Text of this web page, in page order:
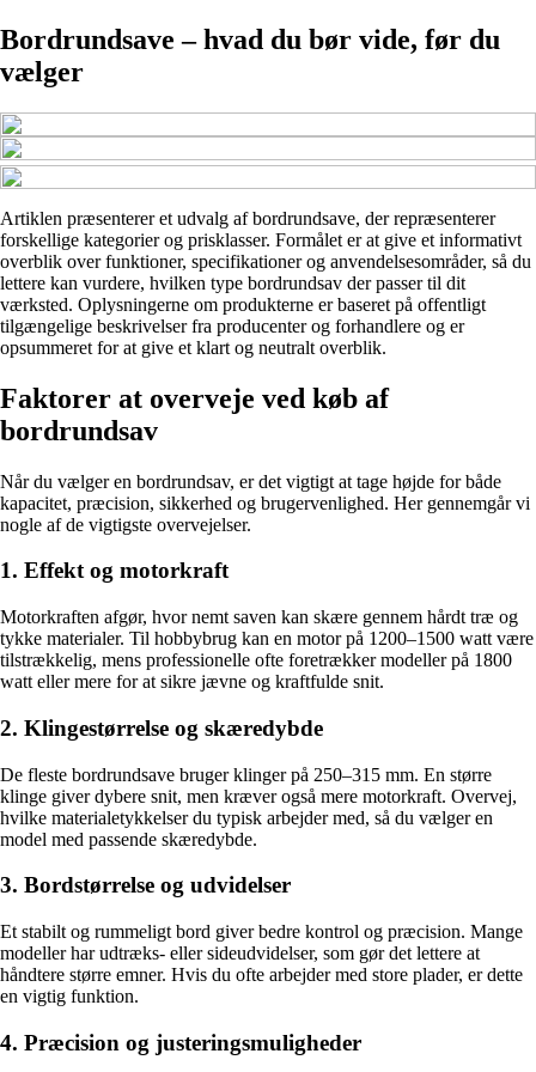
Bordrundsave – hvad du bør vide, før du
vælger
Artiklen præsenterer et udvalg af bordrundsave, der repræsenterer
forskellige kategorier og prisklasser. Formålet er at give et informativt
overblik over funktioner, specifikationer og anvendelsesområder, så du
lettere kan vurdere, hvilken type bordrundsav der passer til dit
værksted. Oplysningerne om produkterne er baseret på offentligt
tilgængelige beskrivelser fra producenter og forhandlere og er
opsummeret for at give et klart og neutralt overblik.
Faktorer at overveje ved køb af
bordrundsav
Når du vælger en bordrundsav, er det vigtigt at tage højde for både
kapacitet, præcision, sikkerhed og brugervenlighed. Her gennemgår vi
nogle af de vigtigste overvejelser.
1. Effekt og motorkraft
Motorkraften afgør, hvor nemt saven kan skære gennem hårdt træ og
tykke materialer. Til hobbybrug kan en motor på 1200–1500 watt være
tilstrækkelig, mens professionelle ofte foretrækker modeller på 1800
watt eller mere for at sikre jævne og kraftfulde snit.
2. Klingestørrelse og skæredybde
De fleste bordrundsave bruger klinger på 250–315 mm. En større
klinge giver dybere snit, men kræver også mere motorkraft. Overvej,
hvilke materialetykkelser du typisk arbejder med, så du vælger en
model med passende skæredybde.
3. Bordstørrelse og udvidelser
Et stabilt og rummeligt bord giver bedre kontrol og præcision. Mange
modeller har udtræks- eller sideudvidelser, som gør det lettere at
håndtere større emner. Hvis du ofte arbejder med store plader, er dette
en vigtig funktion.
4. Præcision og justeringsmuligheder